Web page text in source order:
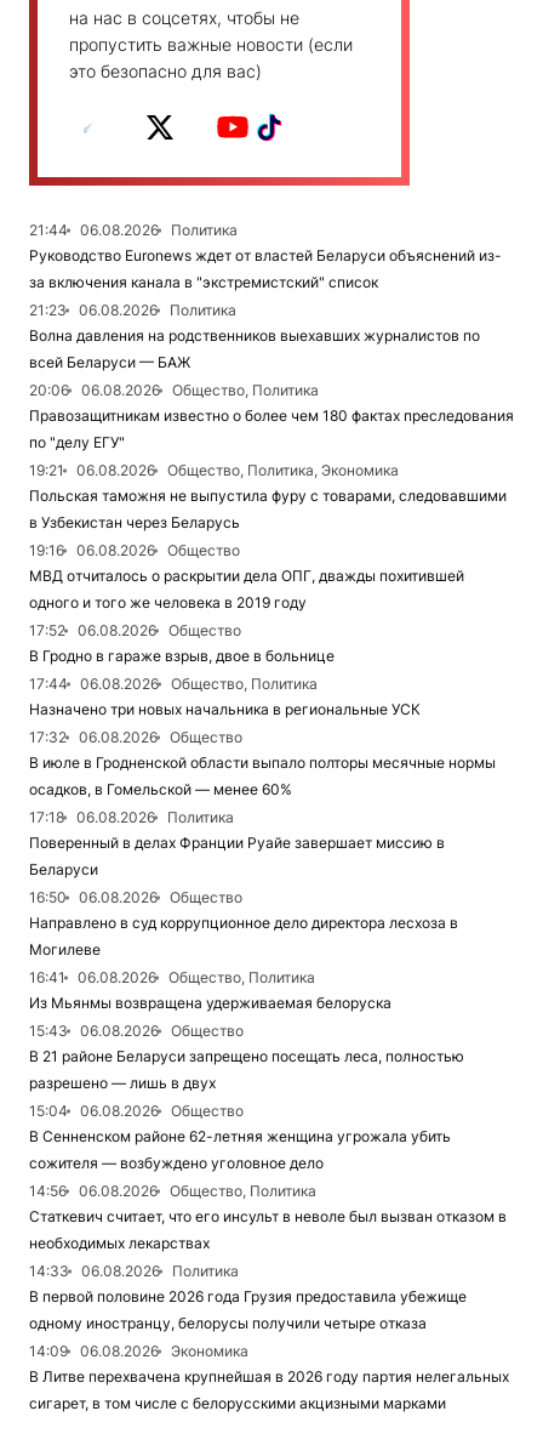
на нас в соцсетях, чтобы не
пропустить важные новости (если
это безопасно для вас)
21:44 06.08.2026
Политика
Руководство Euronews ждет от властей Беларуси объяснений из-
за включения канала в "экстремистский" список
21:23
06.08.2026
Политика
Волна давления на родственников выехавших журналистов по
всей Беларуси — БАЖ
20:06
06.08.2026
Общество, Политика
Правозащитникам известно о более чем 180 фактах преследования
по "делу ЕГУ"
19:21
06.08.2026
Общество, Политика, Экономика
Польская таможня не выпустила фуру с товарами, следовавшими
в Узбекистан через Беларусь
19:16
06.08.2026
Общество
МВД отчиталось о раскрытии дела ОПГ, дважды похитившей
одного и того же человека в 2019 году
17:52
06.08.2026
Общество
В Гродно в гараже взрыв, двое в больнице
17:44
06.08.2026
Общество, Политика
Назначено три новых начальника в региональные УСК
17:32
06.08.2026
Общество
В июле в Гродненской области выпало полторы месячные нормы
осадков, в Гомельской — менее 60%
17:18
06.08.2026
Политика
Поверенный в делах Франции Руайе завершает миссию в
Беларуси
16:50
06.08.2026
Общество
Направлено в суд коррупционное дело директора лесхоза в
Могилеве
16:41
06.08.2026
Общество, Политика
Из Мьянмы возвращена удерживаемая белоруска
15:43
06.08.2026
Общество
В 21 районе Беларуси запрещено посещать леса, полностью
разрешено — лишь в двух
15:04
06.08.2026
Общество
В Сенненском районе 62-летняя женщина угрожала убить
сожителя — возбуждено уголовное дело
14:56
06.08.2026
Общество, Политика
Статкевич считает, что его инсульт в неволе был вызван отказом в
необходимых лекарствах
14:33
06.08.2026
Политика
В первой половине 2026 года Грузия предоставила убежище
одному иностранцу, белорусы получили четыре отказа
14:09
06.08.2026
Экономика
В Литве перехвачена крупнейшая в 2026 году партия нелегальных
сигарет, в том числе с белорусскими акцизными марками